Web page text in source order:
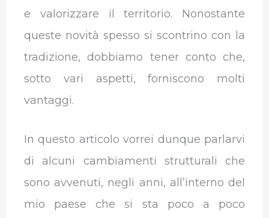
e valorizzare il territorio. Nonostante
queste novità spesso si scontrino con la
tradizione, dobbiamo tener conto che,
sotto vari aspetti, forniscono molti
vantaggi.
In questo articolo vorrei dunque parlarvi
di alcuni cambiamenti strutturali che
sono avvenuti, negli anni, all’interno del
mio paese che si sta poco a poco